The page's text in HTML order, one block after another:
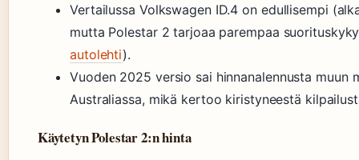
Vertailussa Volkswagen ID.4 on edullisempi
mutta Polestar 2 tarjoaa parempaa
autolehti).
Vuoden 2025 versio sai hinnanalennusta muun
Australiassa, mikä kertoo kiristyneestä
Käytetyn Polestar 2:n hinta